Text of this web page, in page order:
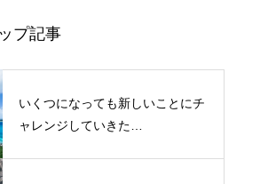
プ記事
いくつになっても新しいことにチ
ャレンジしていきた